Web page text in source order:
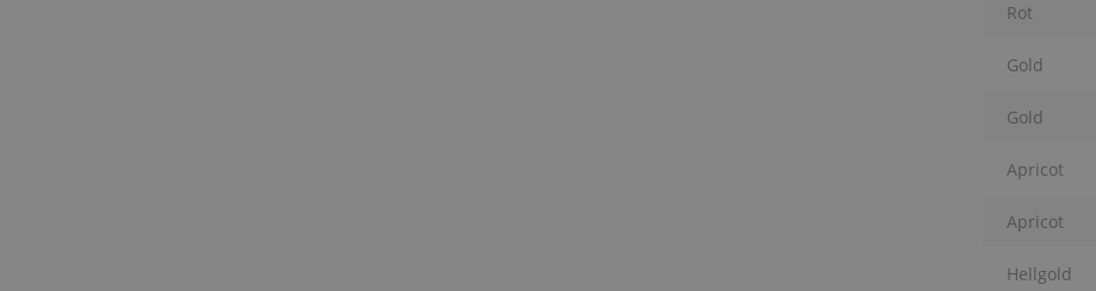
Rot
Gold
Gold
Apricot
Apricot
Hellgold